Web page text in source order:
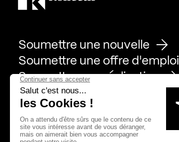
Soumettre une nouvelle
Soumettre une offre d'emploi
Soumettre une réalisation
Page Facebook de Kollectif
Page Instagram de Kollectif
Page Linkedin de Kollectif